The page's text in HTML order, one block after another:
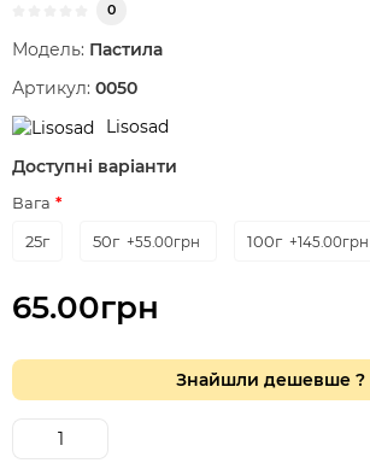
0
Модель: Пастила
Артикул: 0050
Lisosad
Доступні варіанти
Вага
25г
50г +55.00грн 100г +145.00грн
65.00грн
Знайшли дешевше ?